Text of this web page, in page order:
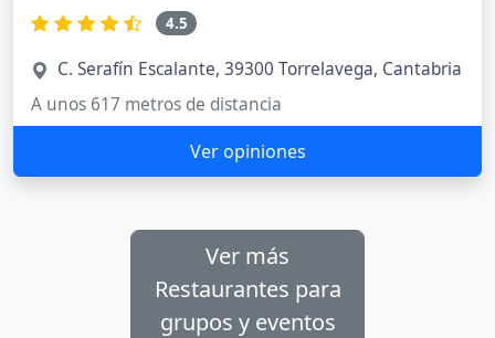
4.5
C. Serafín Escalante, 39300 Torrelavega, Cantabria
A unos 617 metros de distancia
Ver opiniones
Ver más
Restaurantes para
grupos y eventos